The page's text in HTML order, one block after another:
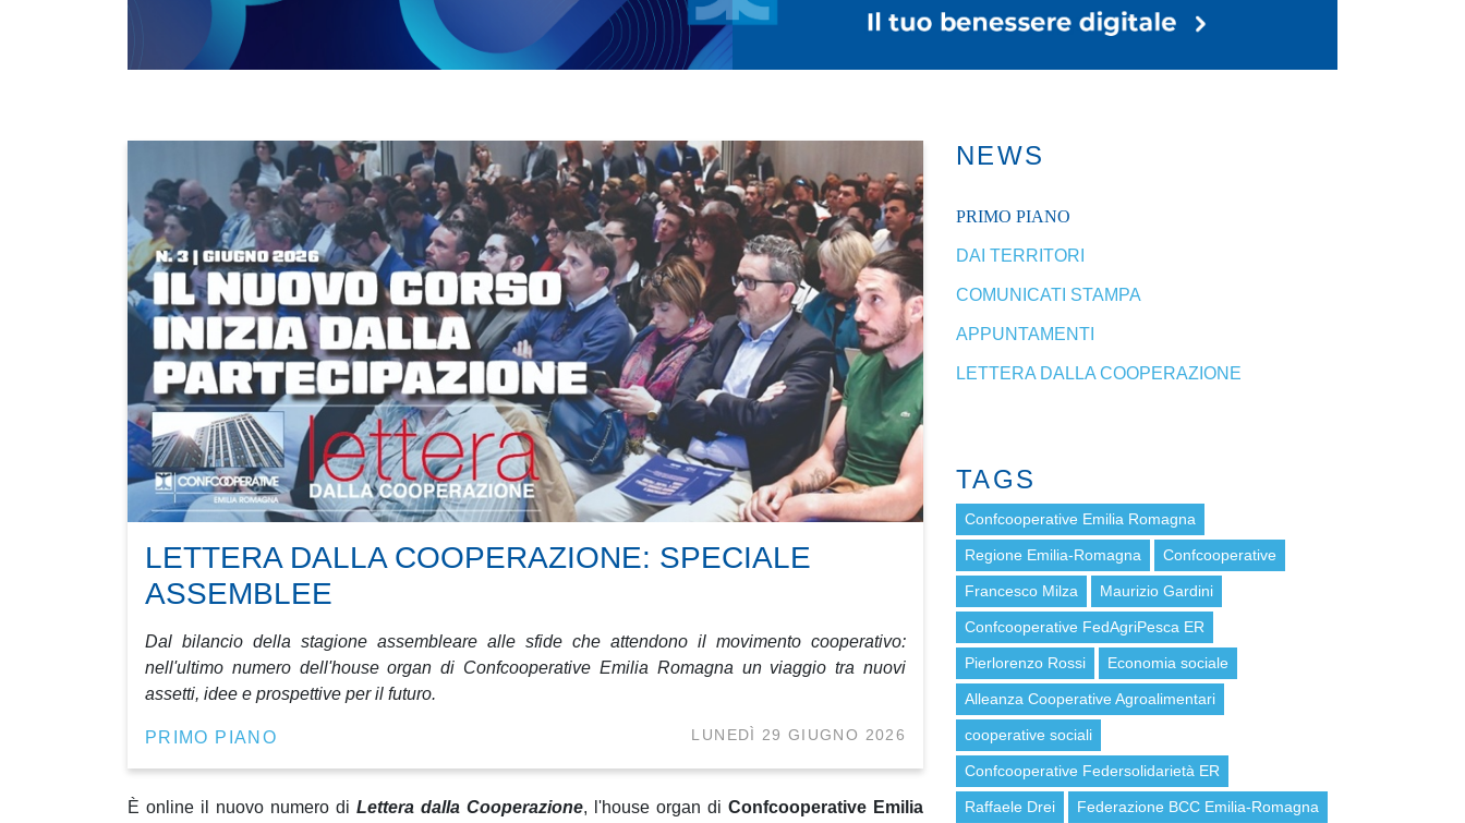
LETTERA DALLA COOPERAZIONE: SPECIALE
ASSEMBLEE
Dal bilancio della stagione assembleare alle sfide che attendono il movimento cooperativo:
nell'ultimo numero dell'house organ di Confcooperative Emilia Romagna un viaggio tra nuovi
assetti, idee e prospettive per il futuro.
PRIMO PIANO LUNEDÌ 29 GIUGNO 2026
È online il nuovo numero di Lettera dalla Cooperazione, l'house organ di Confcooperative Emilia
NEWS
PRIMO PIANO
DAI TERRITORI
COMUNICATI STAMPA
APPUNTAMENTI
LETTERA DALLA COOPERAZIONE
TAGS
Confcooperative Emilia Romagna
Regione Emilia-Romagna Confcooperative
Francesco Milza Maurizio Gardini
Confcooperative FedAgriPesca ER
Pierlorenzo Rossi Economia sociale
Alleanza Cooperative Agroalimentari
cooperative sociali
Confcooperative Federsolidarietà ER
Raffaele Drei Federazione BCC Emilia-Romagna